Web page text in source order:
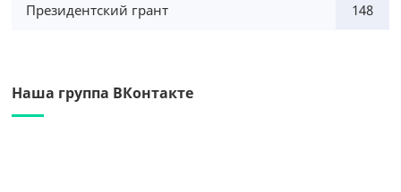
Президентский грант 148
Наша группа ВКонтакте